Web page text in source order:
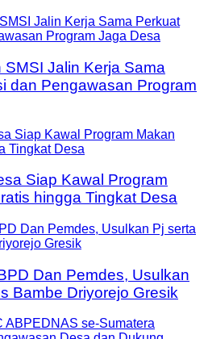
Jalin Kerja Sama
dan Pengawasan Program
Siap Kawal Program
hingga Tingkat Desa
Dan Pemdes, Usulkan
Bambe Driyorejo Gresik